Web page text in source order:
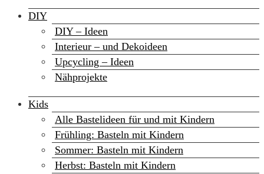
DIY
DIY – Ideen
Interieur – und Dekoideen
Upcycling – Ideen
Nähprojekte
Kids
Alle Bastelideen für und mit Kindern
Frühling: Basteln mit Kindern
Sommer: Basteln mit Kindern
Herbst: Basteln mit Kindern